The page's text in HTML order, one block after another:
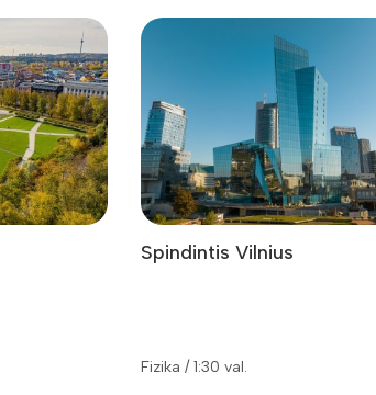
Spindintis Vilnius
Fizika / 1:30 val.